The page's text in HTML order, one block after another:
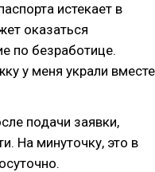
истекает в
оказаться
по безработице.
у меня украли вместе
подачи заявки,
На минуточку, это в